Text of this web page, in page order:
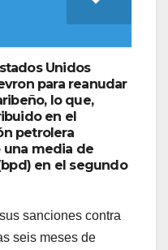
Unidos
para reanudar
lo que,
en el
petrolera
una media de
en el segundo
sanciones contra
seis meses de